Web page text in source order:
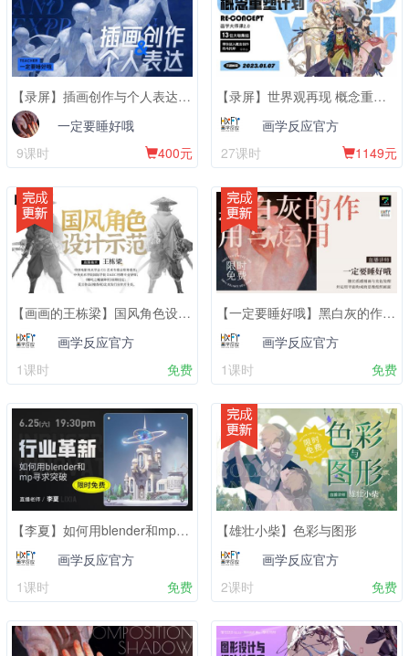
【录屏】插画创作与个人表达【录屏不包含辅导服务】
一定要睡好哦
9课时
400元
【录屏】世界观再现 概念重塑计划【录屏不包含辅导服务】
画学反应官方
27课时
1149元
【画画的王栋梁】国风角色设计示范
画学反应官方
1课时
免费
【一定要睡好哦】黑白灰的作用与运用
画学反应官方
1课时
免费
【李夏】如何用blender和mp寻求突破
画学反应官方
1课时
免费
【雄壮小柴】色彩与图形
画学反应官方
2课时
免费